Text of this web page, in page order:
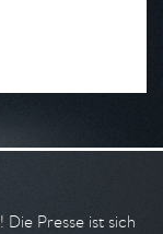
! Die Presse ist sich